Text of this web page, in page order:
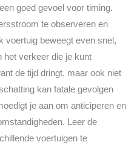
goed gevoel voor timing.
te observeren en
voertuig beweegt even snel,
het verkeer die je kunt
de tijd dringt, maar ook niet
kan fatale gevolgen
je aan om anticiperen en
Leer de
voertuigen te